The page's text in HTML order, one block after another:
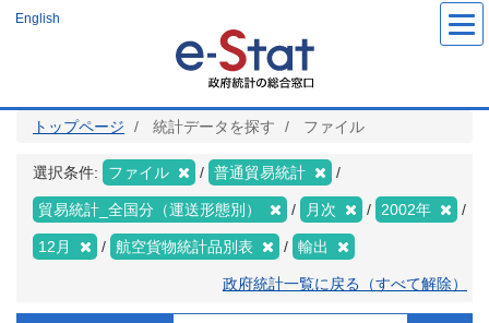
ツ
English
トップページ 統計データを探す ファイル
選択条件: ファイル 普通貿易統計
貿易統計_全国分（運送形態別） 月次 2002年
12月 航空貨物統計品別表 輸出
政府統計一覧に戻る（すべて解除）